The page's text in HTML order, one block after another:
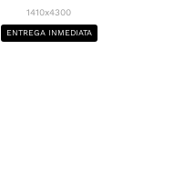
1410x4300
ENTREGA INMEDIATA